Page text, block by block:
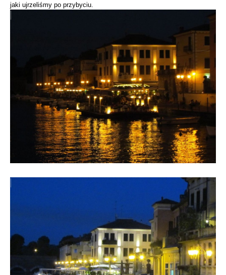
jaki ujrzeliśmy po przybyciu.